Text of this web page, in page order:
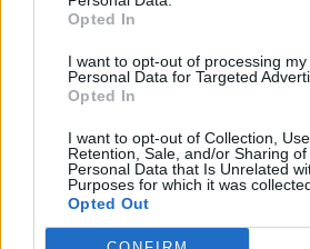
Opted In
I want to opt-out of processing my
Personal Data for Targeted
Opted In
I want to opt-out of Collection, Use,
Retention, Sale, and/or Sharing of
Personal Data that Is Unrelated
Purposes for which it was
Opted Out